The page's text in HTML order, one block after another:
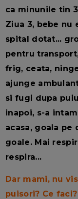
ca minunile tin
Ziua 3, bebe nu
spital dotat...
pentru
frig, ceata,
ajunge
si fugi dupa
inapoi, s-a
acasa, goala
goale. Mai
respira...
Dar mami, nu
puisori? Ce